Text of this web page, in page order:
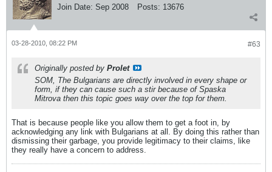
Join Date: Sep 2008 Posts: 13676
#63
03-28-2010, 08:22 PM
Originally posted by Prolet
SOM, The Bulgarians are directly involved in every shape or
form, if they can cause such a stir because of Spaska
Mitrova then this topic goes way over the top for them.
That is because people like you allow them to get a foot in, by
acknowledging any link with Bulgarians at all. By doing this rather than
dismissing their garbage, you provide legitimacy to their claims, like
they really have a concern to address.